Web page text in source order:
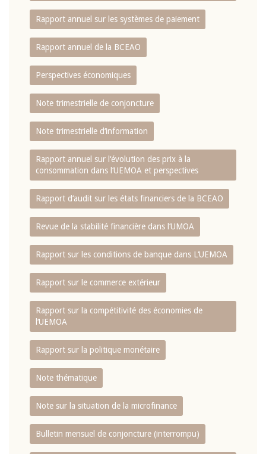
Rapport annuel sur les systèmes de paiement
Rapport annuel de la BCEAO
Perspectives économiques
Note trimestrielle de conjoncture
Note trimestrielle d‘information
Rapport annuel sur l‘évolution des prix à la
consommation dans l‘UEMOA et perspectives
Rapport d‘audit sur les états financiers de la BCEAO
Revue de la stabilité financière dans l‘UMOA
Rapport sur les conditions de banque dans L‘UEMOA
Rapport sur le commerce extérieur
Rapport sur la compétitivité des économies de
l‘UEMOA
Rapport sur la politique monétaire
Note thématique
Note sur la situation de la microfinance
Bulletin mensuel de conjoncture (interrompu)